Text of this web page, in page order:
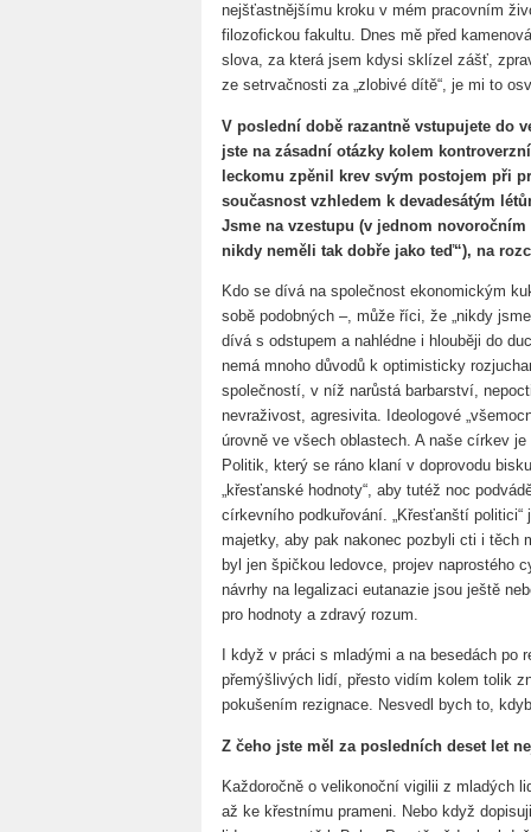
nejšťastnějšímu kroku v mém pracovním
filozofickou fakultu. Dnes mě před
slova, za která jsem kdysi sklízel zášť,
ze setrvačnosti za „zlobivé dítě“, je mi to
V poslední době razantně vstupujete do
jste na zásadní otázky kolem
leckomu zpěnil krev svým postojem při
současnost vzhledem k devadesátým
Jsme na vzestupu (v jednom
nikdy neměli tak dobře jako teď“), na
Kdo se dívá na společnost ekonomickým
sobě podobných –, může říci, že „nikdy
dívá s odstupem a nahlédne i hlouběji do
nemá mnoho důvodů k optimisticky
společností, v níž narůstá barbarství,
nevraživost, agresivita. Ideologové
úrovně ve všech oblastech. A naše církev
Politik, který se ráno klaní v doprovodu
„křesťanské hodnoty“, aby tutéž noc
církevního podkuřování. „Křesťanští
majetky, aby pak nakonec pozbyli cti i těch
byl jen špičkou ledovce, projev naprostého
návrhy na legalizaci eutanazie jsou ještě
pro hodnoty a zdravý rozum.
I když v práci s mladými a na besedách po
přemýšlivých lidí, přesto vidím kolem tolik
pokušením rezignace. Nesvedl bych to,
Z čeho jste měl za posledních deset let
Každoročně o velikonoční vigilii z mladých
až ke křestnímu prameni. Nebo když